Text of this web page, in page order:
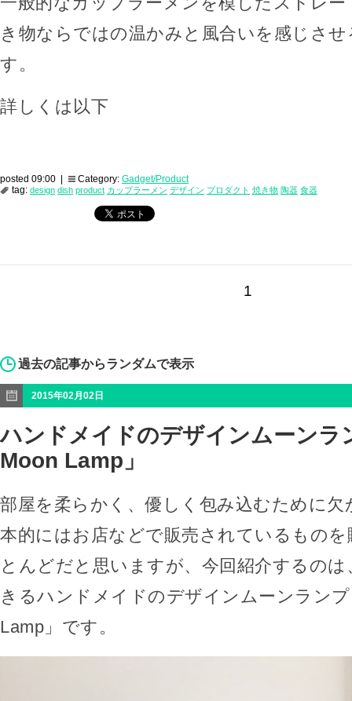
き物ならではの温かみと風合いを感じさ
す。
詳しくは以下
posted 09:00 | Category: Gadget/Product
tag: design dish product カップラーメン デザイン プロダクト 焼き物 陶器 食器
1
過去の記事からランダムで表示
2015年02月02日
ハンドメイドのデザインムーンラ
Moon Lamp」
部屋を柔らかく、優しく包み込むために欠
本的にはお店などで販売されているもの
とんどだと思いますが、今回紹介するの
きるハンドメイドのデザインムーンラン
Lamp」です。